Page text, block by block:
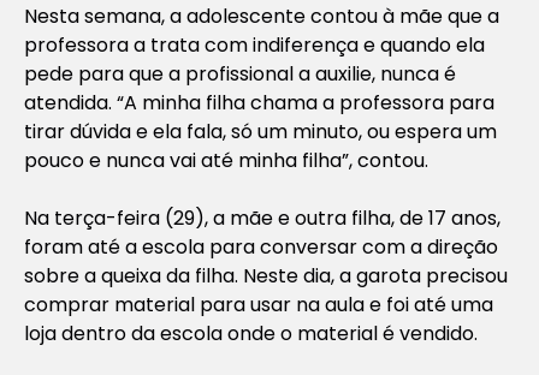
Nesta semana, a adolescente contou à mãe que a
professora a trata com indiferença e quando ela
pede para que a profissional a auxilie, nunca é
atendida. “A minha filha chama a professora para
tirar dúvida e ela fala, só um minuto, ou espera um
pouco e nunca vai até minha filha”, contou.
Na terça-feira (29), a mãe e outra filha, de 17 anos,
foram até a escola para conversar com a direção
sobre a queixa da filha. Neste dia, a garota precisou
comprar material para usar na aula e foi até uma
loja dentro da escola onde o material é vendido.